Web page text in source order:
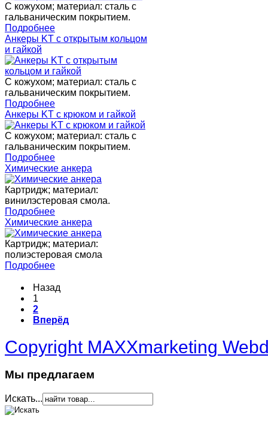
С кожухом; материал: сталь с
гальваническим покрытием.
Подробнее
Анкеры KT с открытым кольцом
и гайкой
С кожухом; материал: сталь с
гальваническим покрытием.
Подробнее
Анкеры KT с крюком и гайкой
С кожухом; материал: сталь с
гальваническим покрытием.
Подробнее
Химические анкера
Картридж; материал:
винилэстеровая смола.
Подробнее
Химические анкера
Картридж; материал:
полиэстеровая смола
Подробнее
Назад
1
2
Вперёд
Copyright MAXXmarketing
Мы предлагаем
Искать...